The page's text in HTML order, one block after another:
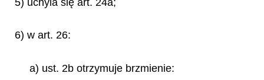
6) w art. 26:
a) ust. 2b otrzymuje brzmienie: